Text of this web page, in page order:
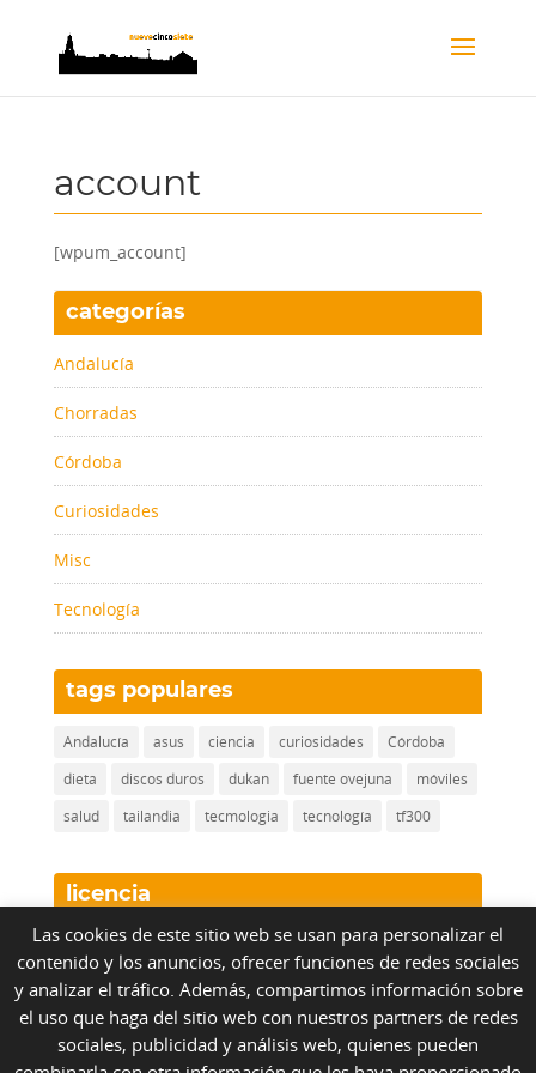
account
[wpum_account]
categorías
Andalucía
Chorradas
Córdoba
Curiosidades
Misc
Tecnología
tags populares
Andalucía asus ciencia curiosidades
Córdoba
dieta
discos duros dukan fuente ovejuna
móviles
salud
tailandia tecmologia tecnología tf300
licencia
Nueve Cinco SietebyNueveCincoSiete.combajo
licenciaCreative Commons Reconocimiento No
Comercial Sin Obra Derivada 3.0 Unported License.
Las cookies de este sitio web se usan para personalizar el
contenido y los anuncios, ofrecer funciones de redes sociales
y analizar el tráfico. Además, compartimos información sobre
el uso que haga del sitio web con nuestros partners de redes
sociales, publicidad y análisis web, quienes pueden